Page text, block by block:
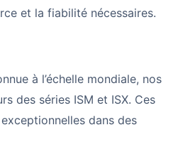
et la fiabilité nécessaires.
à l’échelle mondiale, nos
des séries ISM et ISX. Ces
dans des